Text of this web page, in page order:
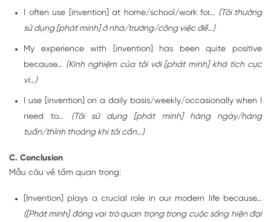
I often use [invention] at home/school/work for... (Tôi thường
sử dụng [phát minh] ở nhà/trường/công việc để…)
My experience with [invention] has been quite positive
because… (Kinh nghiệm của tôi với [phát minh] khá tích cực
vì…)
I use [invention] on a daily basis/weekly/occasionally when I
need to... (Tôi sử dụng [phát minh] hàng ngày/hàng
tuần/thỉnh thoảng khi tôi cần…)
C. Conclusion
Mẫu câu về tầm quan trọng:
[Invention] plays a crucial role in our modern life because...
([Phát minh] đóng vai trò quan trọng trong cuộc sống hiện đại